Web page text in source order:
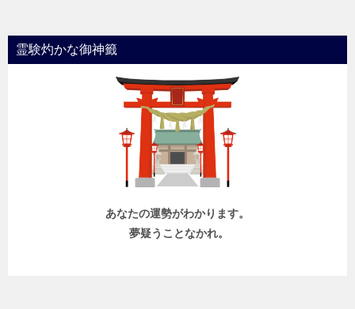
ビ
ゲ
霊験灼かな御神籤
あなたの運勢がわかります。
夢疑うことなかれ。